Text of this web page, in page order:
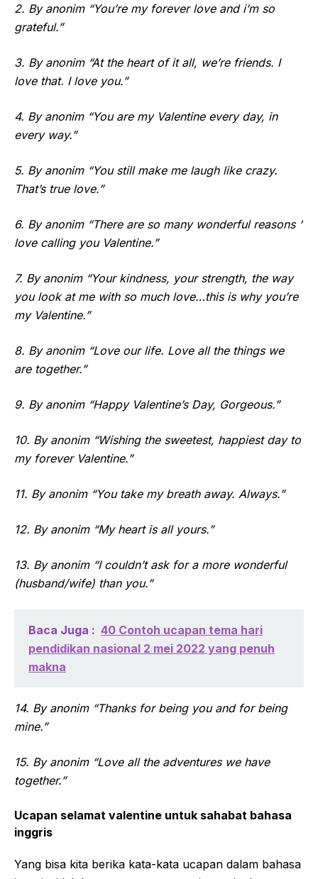
2. By anonim “You’re my forever love and i’m so
grateful.”
3. By anonim “At the heart of it all, we’re friends. I
love that. I love you.”
4. By anonim “You are my Valentine every day, in
every way.”
5. By anonim “You still make me laugh like crazy.
That’s true love.”
6. By anonim “There are so many wonderful reasons ‘
love calling you Valentine.”
7. By anonim “Your kindness, your strength, the way
you look at me with so much love…this is why you’re
my Valentine.”
8. By anonim “Love our life. Love all the things we
are together.”
9. By anonim “Happy Valentine’s Day, Gorgeous.”
10. By anonim “Wishing the sweetest, happiest day to
my forever Valentine.”
11. By anonim “You take my breath away. Always.”
12. By anonim “My heart is all yours.”
13. By anonim “I couldn’t ask for a more wonderful
(husband/wife) than you.”
Baca Juga : 40 Contoh ucapan tema hari
pendidikan nasional 2 mei 2022 yang penuh
makna
14. By anonim “Thanks for being you and for being
mine.”
15. By anonim “Love all the adventures we have
together.”
Ucapan selamat valentine untuk sahabat bahasa
inggris
Yang bisa kita berika kata-kata ucapan dalam bahasa